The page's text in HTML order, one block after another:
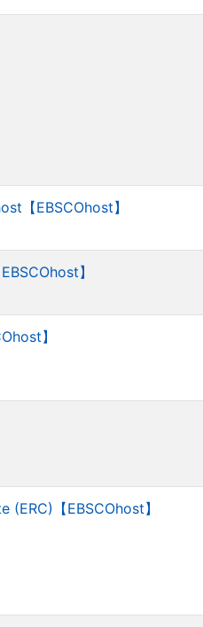
【EBSCOhost】
】
】
【EBSCOhost】